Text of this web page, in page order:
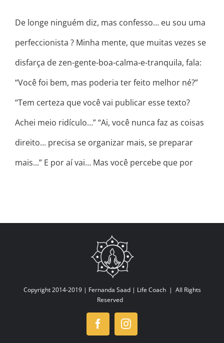
De longe ninguém diz, mas confesso… eu sou uma
perfeccionista ? Minha mente, que muitas vezes se
disfarça de zen-gente-boa-calma-e-tranquila, fala:
“Você foi bem, mas poderia ter feito melhor né?”
“Tem certeza que você vai publicar esse texto?
Achei meio ridículo…” “Ai, você nunca faz as coisas
direito... precisa se organizar mais, se preparar
mais...” E por aí vai… Mas você percebe que por
Copyright 2014-2019 | Fernanda Saad | Life Coach| All Rights
Reserved
FacebookInstagram